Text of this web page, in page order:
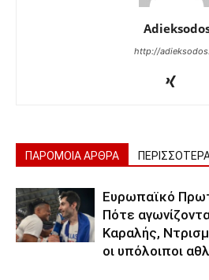
http://
ΠΑΡΟΜΟΙΑ ΑΡΘΡΑ
Ευρωπαϊκό
Πότε
Καραλής,
οι υπόλοιποι